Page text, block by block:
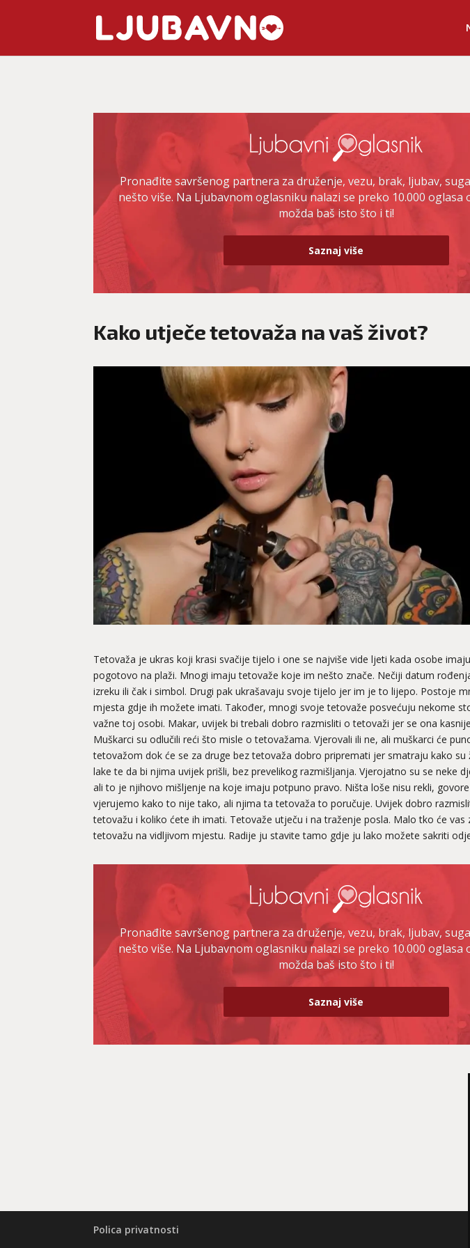
Pronađite savršenog partnera za druženje, vezu, brak, ljubav,
nešto više. Na Ljubavnom oglasniku nalazi se preko 10.000 oglasa
možda baš isto što i ti!
Saznaj više
Kako utječe tetovaža na vaš život?
Tetovaža je ukras koji krasi svačije tijelo i one se najviše vide ljeti kada osobe
pogotovo na plaži. Mnogi imaju tetovaže koje im nešto znače. Nečiji datum
izreku ili čak i simbol. Drugi pak ukrašavaju svoje tijelo jer im je to lijepo. Postoje
mjesta gdje ih možete imati. Također, mnogi svoje tetovaže posvećuju nekome
važne toj osobi. Makar, uvijek bi trebali dobro razmisliti o tetovaži jer se ona
Muškarci su odlučili reći što misle o tetovažama. Vjerovali ili ne, ali muškarci će
tetovažom dok će se za druge bez tetovaža dobro pripremati jer smatraju kako su
lake te da bi njima uvijek prišli, bez prevelikog razmišljanja. Vjerojatno su se neke
ali to je njihovo mišljenje na koje imaju potpuno pravo. Ništa loše nisu rekli,
vjerujemo kako to nije tako, ali njima ta tetovaža to poručuje. Uvijek dobro
tetovažu i koliko ćete ih imati. Tetovaže utječu i na traženje posla. Malo tko će vas
tetovažu na vidljivom mjestu. Radije ju stavite tamo gdje ju lako možete sakriti
Pronađite savršenog partnera za druženje, vezu, brak, ljubav,
nešto više. Na Ljubavnom oglasniku nalazi se preko 10.000 oglasa
možda baš isto što i ti!
Saznaj više
Polica privatnosti